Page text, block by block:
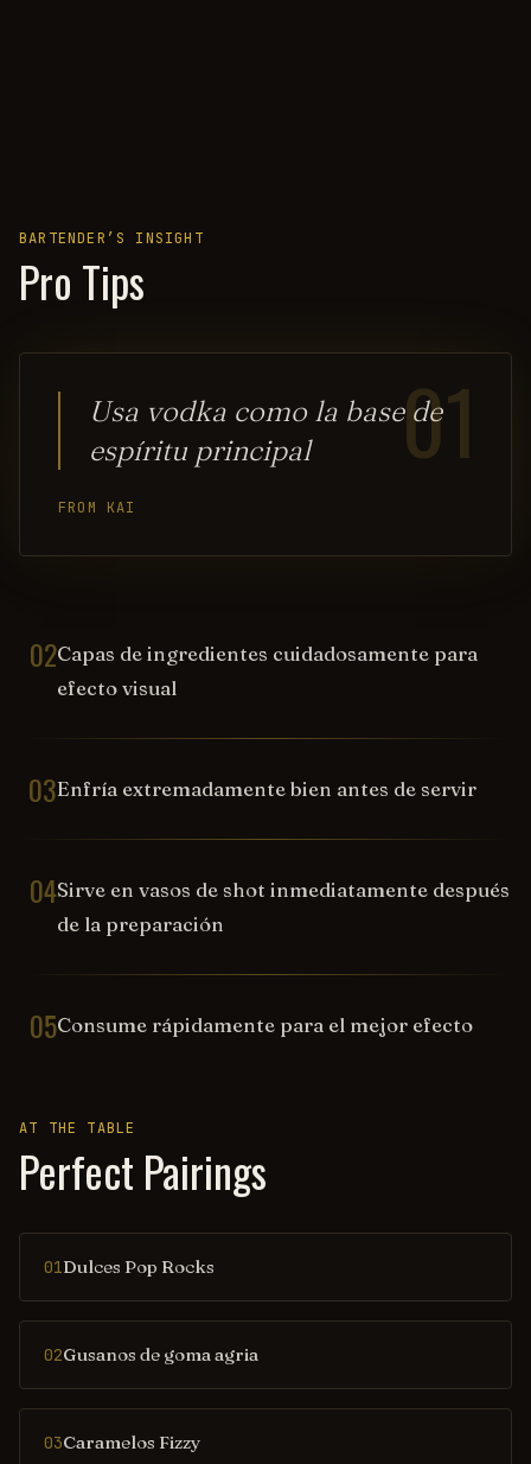
BARTENDER’S INSIGHT
Pro Tips
01
Usa vodka como la base de
espíritu principal
FROM KAI
02Capas de ingredientes cuidadosamente para
efecto visual
03Enfría extremadamente bien antes de servir
04Sirve en vasos de shot inmediatamente después
de la preparación
05Consume rápidamente para el mejor efecto
AT THE TABLE
Perfect Pairings
01Dulces Pop Rocks
02Gusanos de goma agria
03Caramelos Fizzy